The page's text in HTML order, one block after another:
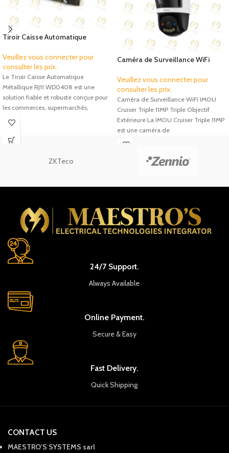
Tiroir Caisse Automatique
Pièces – WD0408
Veuillez vous connecter pour
consulter les prix.
Le Tiroir Caisse Automatique
Métallique RJ11 WD0408 est une
solution fiable et robuste conçue pour
les commerces, supermarchés,
restaurants, pharmacies
Caméra de Surveillance WiFi
Objectif 360° Extérieure
Veuillez vous connecter pour
consulter les prix.
Caméra de Surveillance WiFi IMOU
Cruiser Triple 11MP Triple Objectif
Extérieure La IMOU Cruiser Triple 11MP
est une caméra de
ZKTeco
24/7 Support.
Always Available
Online Payment.
Secure & Easy
Fast Delivery.
Quick Shipping
CONTACT US
MAESTRO'S SYSTEMS sarl